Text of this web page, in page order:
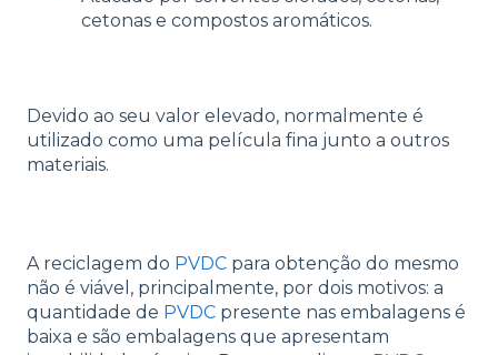
cetonas e compostos aromáticos.
Devido ao seu valor elevado, normalmente é
utilizado como uma película fina junto a outros
materiais.
A reciclagem do PVDC para obtenção do mesmo
não é viável, principalmente, por dois motivos: a
quantidade de PVDC presente nas embalagens é
baixa e são embalagens que apresentam